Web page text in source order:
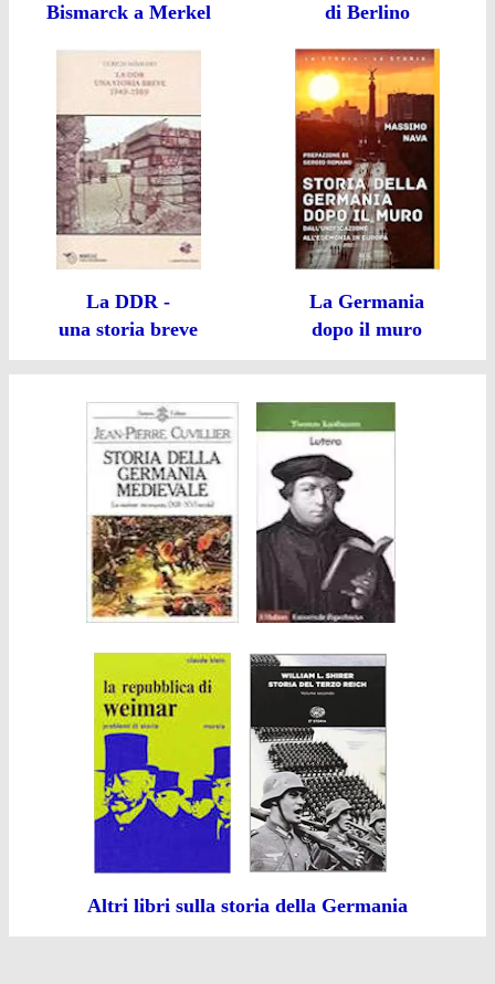
Bismarck a Merkel
di Berlino
La DDR -
una storia breve
La Germania
dopo il muro
Altri libri sulla storia della Germania